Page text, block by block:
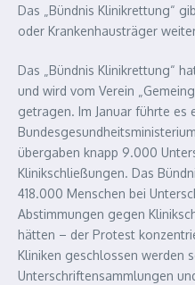
Das „Bündnis Klinikrettung“
oder Krankenhausträger
Das „Bündnis Klinikrettung“
und wird vom Verein
getragen. Im Januar führte es
übergaben knapp 9.000
Klinikschließungen. Das
418.000 Menschen bei
Abstimmungen gegen
hätten – der Protest
Kliniken geschlossen werden
Unterschriftensammlungen